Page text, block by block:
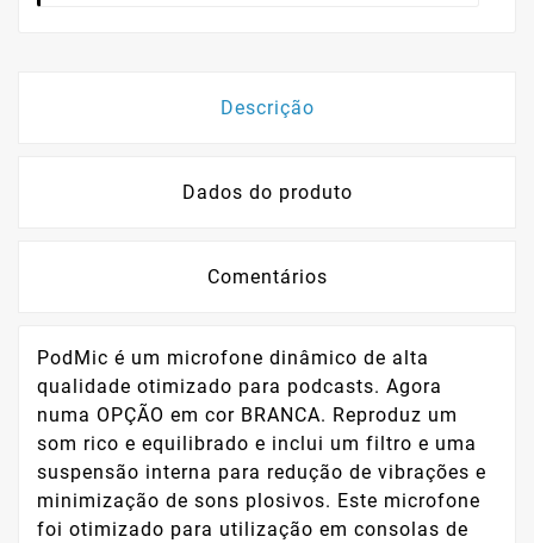
Descrição
Dados do produto
Comentários
PodMic é um microfone dinâmico de alta
qualidade otimizado para podcasts. Agora
numa OPÇÃO em cor BRANCA. Reproduz um
som rico e equilibrado e inclui um filtro e uma
suspensão interna para redução de vibrações e
minimização de sons plosivos. Este microfone
foi otimizado para utilização em consolas de